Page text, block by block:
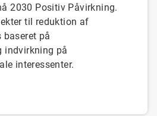
2030 Positiv Påvirkning.
til reduktion af
på
indvirkning på
interessenter.